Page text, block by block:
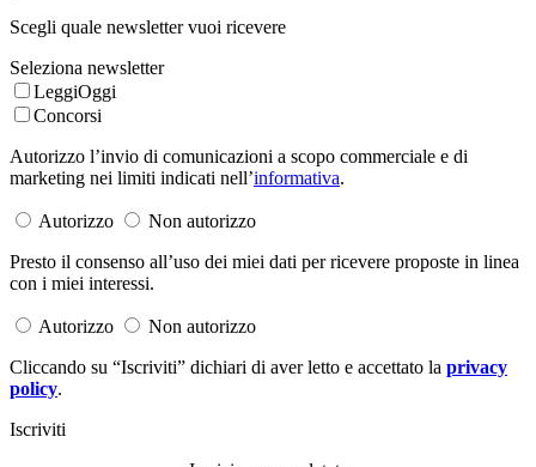
Scegli quale newsletter vuoi ricevere
Seleziona newsletter
LeggiOggi
Concorsi
Autorizzo l’invio di comunicazioni a scopo commerciale e di
marketing nei limiti indicati nell’informativa.
Autorizzo
Non autorizzo
Presto il consenso all’uso dei miei dati per ricevere proposte in linea
con i miei interessi.
Autorizzo
Non autorizzo
Cliccando su “Iscriviti” dichiari di aver letto e accettato la privacy
policy.
Iscriviti